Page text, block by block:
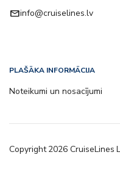
emailinfo@cruiselines.lv
PLAŠĀKA INFORMĀCIJA
Noteikumi un nosacījumi
Copyright2026 CruiseLines